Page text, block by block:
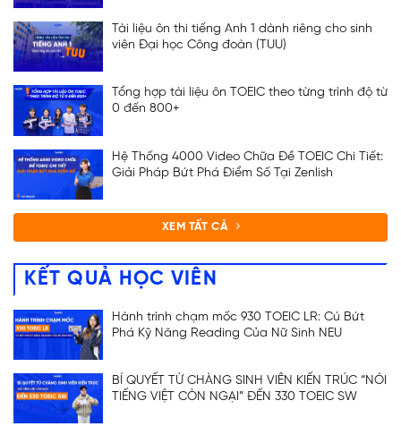
Tài liệu ôn thi tiếng Anh 1 dành riêng cho sinh
viên Đại học Công đoàn (TUU)
Tổng hợp tài liệu ôn TOEIC theo từng trình độ từ
0 đến 800+
Hệ Thống 4000 Video Chữa Đề TOEIC Chi Tiết:
Giải Pháp Bứt Phá Điểm Số Tại Zenlish
XEM TẤT CẢ
KẾT QUẢ HỌC VIÊN
Hành trình chạm mốc 930 TOEIC LR: Cú Bứt
Phá Kỹ Năng Reading Của Nữ Sinh NEU
BÍ QUYẾT TỪ CHÀNG SINH VIÊN KIẾN TRÚC “NÓI
TIẾNG VIỆT CÒN NGẠI” ĐẾN 330 TOEIC SW
ĐĂNG KÝ TƯ VẤN